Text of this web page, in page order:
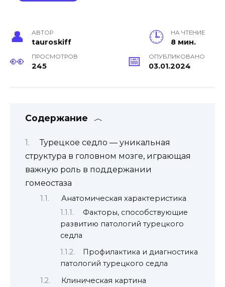
АВТОР
tauroskiff
НА ЧТЕНИЕ
8 мин.
ПРОСМОТРОВ
245
ОПУБЛИКОВАНО
03.01.2024
Содержание
Турецкое седло — уникальная
структура в головном мозге, играющая
важную роль в поддержании
гомеостаза
Анатомическая характеристика
Факторы, способствующие
развитию патологий турецкого
седла
Профилактика и диагностика
патологий турецкого седла
Клиническая картина